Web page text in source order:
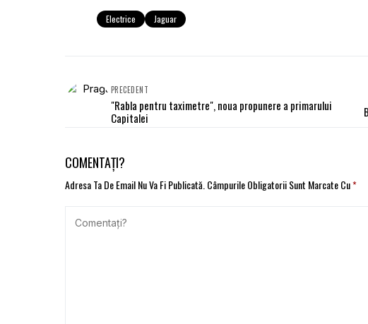
Electrice Jaguar
PRECEDENT
"Rabla pentru taximetre", noua propunere a primarului
Capitalei
COMENTAȚI?
Adresa Ta De Email Nu Va Fi Publicată. Câmpurile Obligatorii Sunt Marcate Cu*